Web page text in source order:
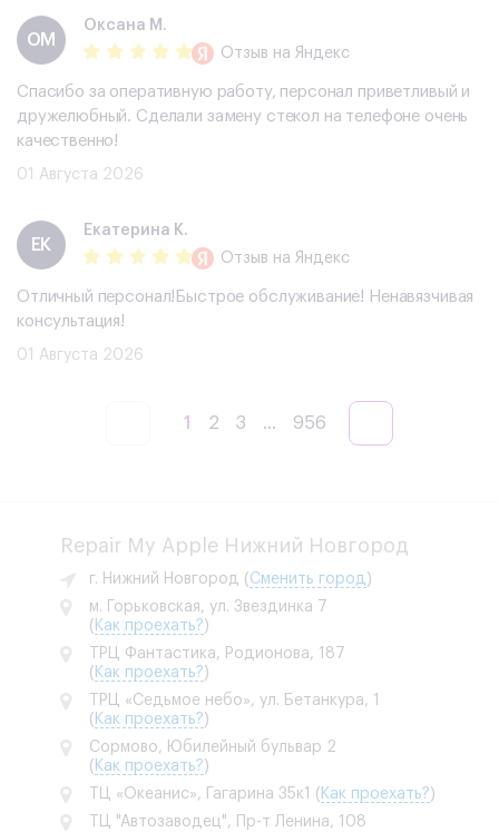
ОМ
Оксана М.
Отзыв на Яндекс
Спасибо за оперативную работу, персонал приветливый и
дружелюбный. Сделали замену стекол на телефоне очень
качественно!
01 Августа 2026
ЕК
Екатерина К.
Отзыв на Яндекс
Отличный персонал!Быстрое обслуживание! Ненавязчивая
консультация!
01 Августа 2026
1 2 3 ... 956
Repair My Apple Нижний Новгород
г. Нижний Новгород ( Сменить город )
м. Горьковская, ул. Звездинка 7
( Как проехать? )
ТРЦ Фантастика, Родионова, 187
( Как проехать? )
ТРЦ «Седьмое небо», ул. Бетанкура, 1
( Как проехать? )
Сормово, Юбилейный бульвар 2
( Как проехать? )
ТЦ «Океанис», Гагарина 35к1
( Как проехать? )
ТЦ "Автозаводец", Пр-т Ленина, 108